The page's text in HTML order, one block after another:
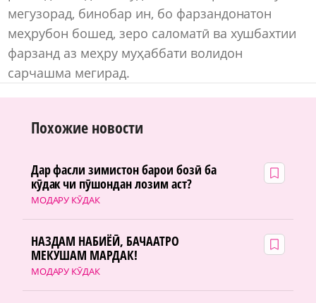
мегузорад, бинобар ин, бо фарзандонатон
меҳрубон бошед, зеро саломатӣ ва хушбахтии
фарзанд аз меҳру муҳаббати волидон
сарчашма мегирад.
Похожие новости
МОДАРУ КӮДАК
Дар фасли зимистон барои бозӣ ба
кӯдак чи пӯшондан лозим аст?
МОДАРУ КӮДАК
НАЗДАМ НАБИЁӢ, БАЧААТРО
МЕКУШАМ МАРДАК!